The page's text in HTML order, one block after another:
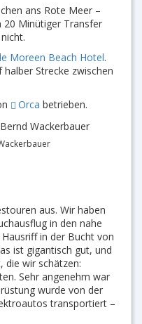
ans Rote Meer –
20 Minütiger Transfer
Moreen Beach Hotel.
Strecke zwischen
Orca betrieben.
aus. Wir haben
in den nahe
in der Bucht von
ist gigantisch gut, und
die wir schätzen:
Sehr angenehm war
wurde von der
transportiert –